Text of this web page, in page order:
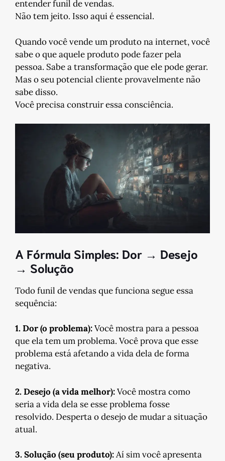
entender funil de vendas.
Não tem jeito. Isso aqui é essencial.
Quando você vende um produto na internet, você
sabe o que aquele produto pode fazer pela
pessoa. Sabe a transformação que ele pode gerar.
Mas o seu potencial cliente provavelmente não
sabe disso.
Você precisa construir essa consciência.
A Fórmula Simples: Dor → Desejo
→ Solução
Todo funil de vendas que funciona segue essa
sequência:
1. Dor (o problema):Você mostra para a pessoa
que ela tem um problema. Você prova que esse
problema está afetando a vida dela de forma
negativa.
2. Desejo (a vida melhor):Você mostra como
seria a vida dela se esse problema fosse
resolvido. Desperta o desejo de mudar a situação
atual.
3. Solução (seu produto):Aí sim você apresenta